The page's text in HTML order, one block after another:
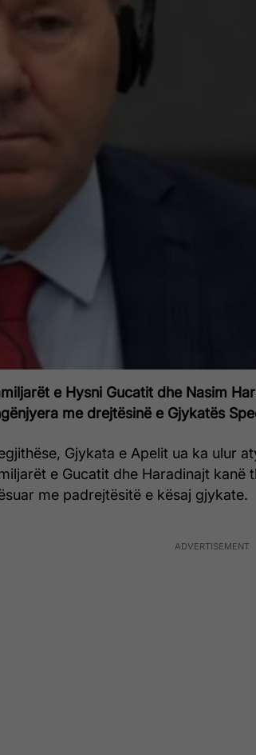
e Hysni Gucatit dhe Nasim
me drejtësinë e Gjykatës
Gjykata e Apelit ua ka ulur
e Gucatit dhe Haradinajt kanë
me padrejtësitë e kësaj gjykate.